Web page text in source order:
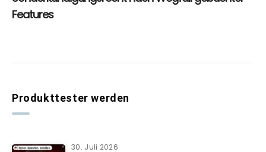
Produkttester werden
30. Juli 2026